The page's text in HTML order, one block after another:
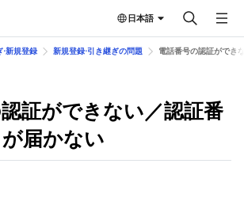
日本語
新規登録 新規登録⋅引き継ぎの問題 電話番号の認証ができ
証ができない／認証番
届かない